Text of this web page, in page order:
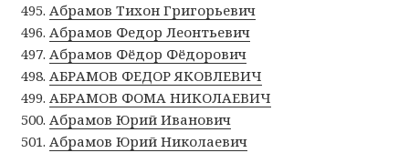
Абрамов Тихон Григорьевич
Абрамов Федор Леонтьевич
Абрамов Фёдор Фёдорович
АБРАМОВ ФЕДОР ЯКОВЛЕВИЧ
АБРАМОВ ФОМА НИКОЛАЕВИЧ
Абрамов Юрий Иванович
Абрамов Юрий Николаевич